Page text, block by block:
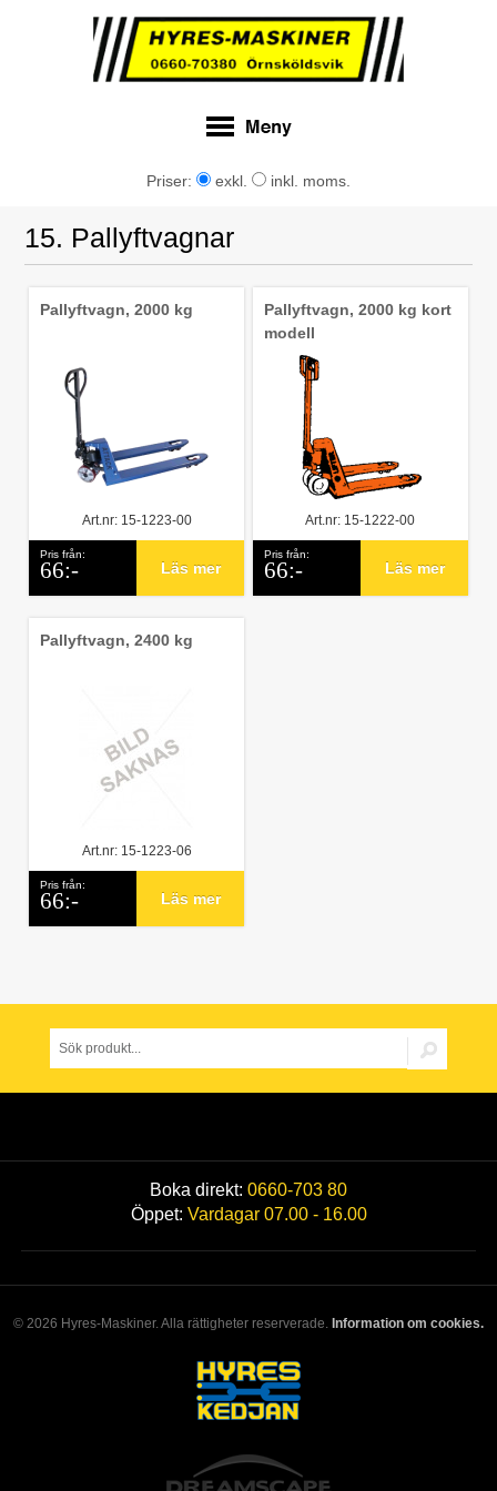
Priser: exkl. inkl. moms.
15. Pallyftvagnar
Pallyftvagn, 2000 kg
Art.nr: 15-1223-00
Pris från:
66:- Läs mer
Pallyftvagn, 2000 kg kort
modell
Art.nr: 15-1222-00
Pris från:
66:- Läs mer
Pallyftvagn, 2400 kg
Art.nr: 15-1223-06
Pris från:
66:- Läs mer
Boka direkt: 0660-703 80
Öppet: Vardagar 07.00 - 16.00
© 2026 Hyres-Maskiner. Alla rättigheter reserverade. Information om cookies.